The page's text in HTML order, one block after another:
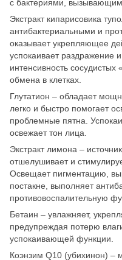
с бактериями,
Экстракт кипарисовика
антибактериальными и
оказывает укрепляющее
успокаивает раздражение
интенсивность сосудистых
обмена в клетках.
Глутатион – обладает
легко и быстро помогает
проблемные пятна.
освежает тон лица.
Экcтракт лимона –
отшелушивает и
Освещает пигментацию,
постакне, выполняет
противовоспалительную
Бетаин – увлажняет,
предупреждая потерю
успокаивающей функции.
Коэнзим Q10 (убихинон) –